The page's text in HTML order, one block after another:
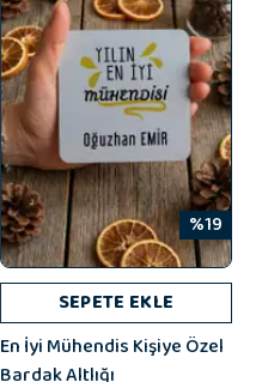
%19
SEPETE EKLE
En İyi Mühendis Kişiye Özel